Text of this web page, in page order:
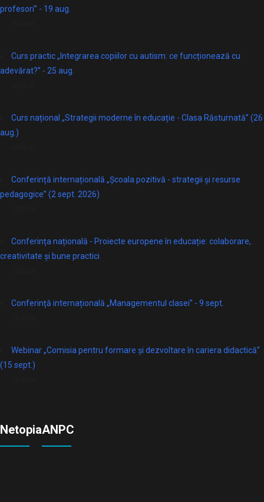
profesori” - 19 aug.
Curs practic „Integrarea copiilor cu autism: ce funcționează cu
adevărat?” - 25 aug.
Curs național „Strategii moderne în educație - Clasa Răsturnată” (26
aug.)
Conferință internațională „Școala pozitivă - strategii și resurse
pedagogice” (2 sept. 2026)
Conferința națională - Proiecte europene în educație: colaborare,
creativitate și bune practici
Conferință internațională „Managementul clasei” - 9 sept.
Webinar „Comisia pentru formare și dezvoltare în cariera didactică”
(15 sept.)
NetopiaANPC